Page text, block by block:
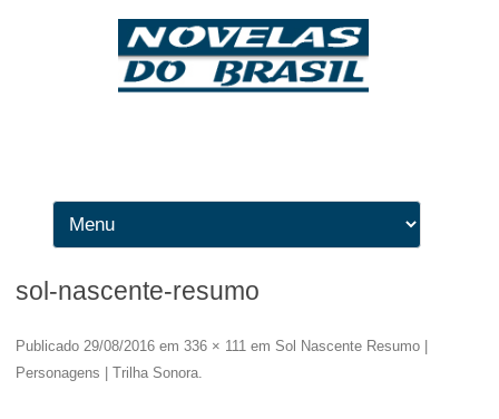
sol-nascente-resumo
Publicado 29/08/2016 em 336 × 111 em Sol Nascente Resumo |
Personagens | Trilha Sonora.